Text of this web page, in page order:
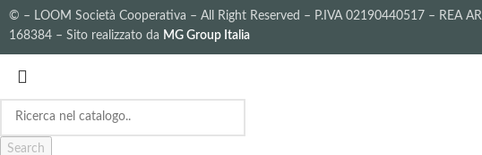
© – LOOM Società Cooperativa – All Right Reserved – P.IVA 02190440517 – REA AR
168384 – Sito realizzato da MG Group Italia
Search